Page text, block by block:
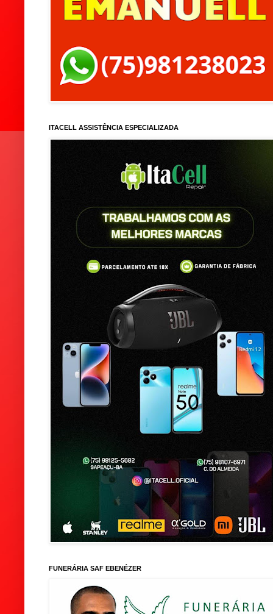
ITACELL ASSISTÊNCIA ESPECIALIZADA
FUNERÁRIA SAF EBENÉZER